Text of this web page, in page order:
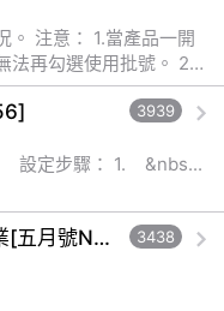
開
再勾選使用批號。 2.
3939
預收款登打及取用預收沖款作業[五月號NO.29] 3438